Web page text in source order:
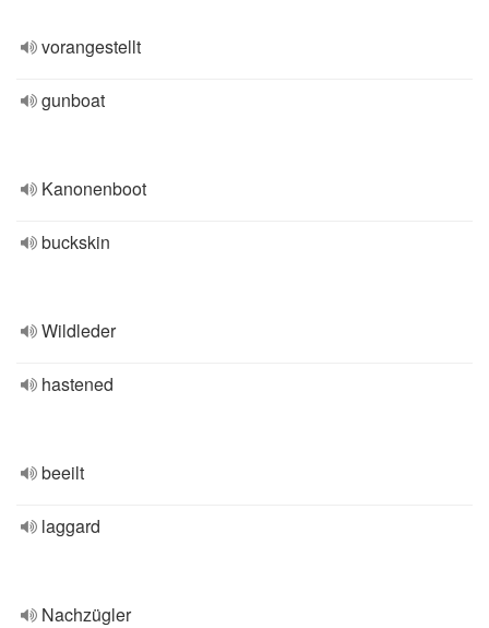
vorangestellt
gunboat
Kanonenboot
buckskin
Wildleder
hastened
beeilt
laggard
Nachzügler